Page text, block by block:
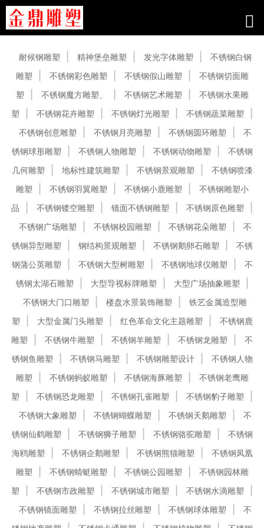
耐候钢雕塑 精神堡垒雕塑 发光字体雕塑
不锈钢白钢
雕塑
不锈钢彩色雕塑 不锈钢假山雕塑
不锈钢切面雕
塑
不锈钢魔方雕塑、 不锈钢艺术雕塑
不锈钢水果雕
塑
不锈钢花卉雕塑 不锈钢灯光雕塑
不锈钢蔬菜雕塑
不锈钢创意雕塑
不锈钢月亮雕塑 不锈钢圆环雕塑
不
锈钢球形雕塑
不锈钢人物雕塑 不锈钢动物雕塑
不锈钢
几何雕塑
地标性建筑雕塑 不锈钢景观雕塑
不锈钢喷漆
雕塑
不锈钢羽翼雕塑 不锈钢小鹿雕塑
不锈钢雕塑小
品
不锈钢镂空雕塑 镜面不锈钢雕塑
不锈钢原色雕塑
不锈钢广场雕塑
不锈钢校园雕塑 不锈钢花朵雕塑
不
锈钢异型雕塑
钢结构景观雕塑 不锈钢鹅卵石雕塑
不锈
钢蒲公英雕塑
不锈钢大型树雕塑 不锈钢地球仪雕塑
不
锈钢太湖石雕塑
大型导视标牌雕塑
大型广场抽象雕塑
不锈钢大门口雕塑
楼盘水景装饰雕塑
铁艺金属造型雕
塑
大型金属门头雕塑 红色革命文化主题雕塑
不锈钢鹿
雕塑
不锈钢牛雕塑 不锈钢羊雕塑 不锈钢龙雕塑
不
锈钢鱼雕塑
不锈钢马雕塑 不锈钢雕塑设计
不锈钢人物
雕塑
不锈钢蚂蚁雕塑 不锈钢海豚雕塑
不锈钢老鹰雕
塑
不锈钢恐龙雕塑 不锈钢孔雀雕塑
不锈钢豹子雕塑
不锈钢大象雕塑
不锈钢蝴蝶雕塑 不锈钢天鹅雕塑
不
锈钢仙鹤雕塑
不锈钢狮子雕塑 不锈钢骆驼雕塑
不锈钢
海鸥雕塑
不锈钢企鹅雕塑 不锈钢熊猫雕塑
不锈钢凤凰
雕塑
不锈钢蜻蜓雕塑 不锈钢公园雕塑
不锈钢园林雕
塑
不锈钢市政雕塑 不锈钢城市雕塑
不锈钢水滴雕塑
不锈钢镜面雕塑
不锈钢拉丝雕塑 不锈钢球体雕塑
不